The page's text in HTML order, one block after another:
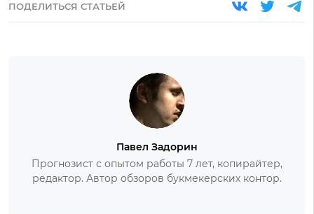
ПОДЕЛИТЬСЯ СТАТЬЕЙ
Павел Задорин
Прогнозист с опытом работы 7 лет, копирайтер,
редактор. Автор обзоров букмекерских контор.